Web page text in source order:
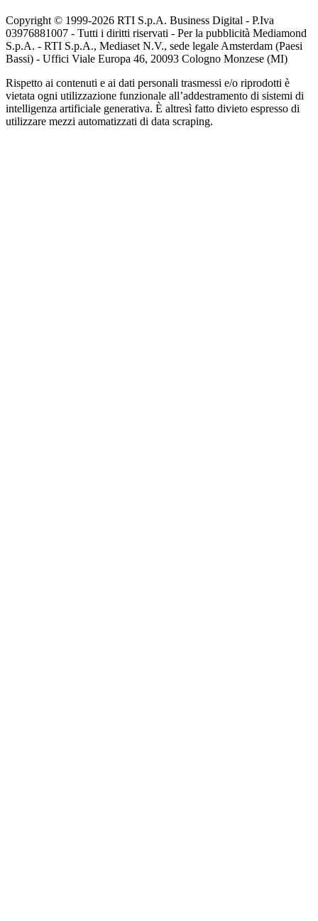
Copyright © 1999-2026 RTI S.p.A. Business Digital - P.Iva
03976881007 - Tutti i diritti riservati - Per la pubblicità Mediamond
S.p.A. - RTI S.p.A., Mediaset N.V., sede legale Amsterdam (Paesi
Bassi) - Uffici Viale Europa 46, 20093 Cologno Monzese (MI)
Rispetto ai contenuti e ai dati personali trasmessi e/o riprodotti è
vietata ogni utilizzazione funzionale all’addestramento di sistemi di
intelligenza artificiale generativa. È altresì fatto divieto espresso di
utilizzare mezzi automatizzati di data scraping.